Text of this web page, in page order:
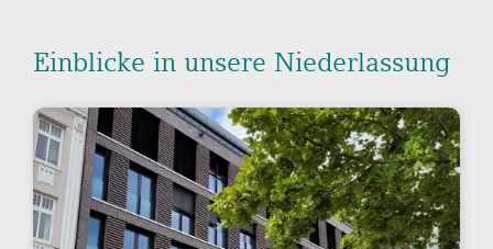
Einblicke in unsere Niederlassung